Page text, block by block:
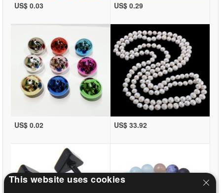
US$ 0.03 US$ 0.29
US$ 0.02 US$ 33.92
This website uses cookies